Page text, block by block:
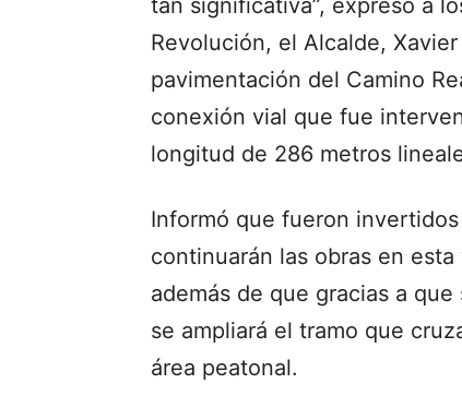
Revolución, el Alcalde,
pavimentación del Camino
conexión vial que fue
longitud de 286 metros
Informó que fueron
continuarán las obras en
además de que gracias a
se ampliará el tramo que
área peatonal.